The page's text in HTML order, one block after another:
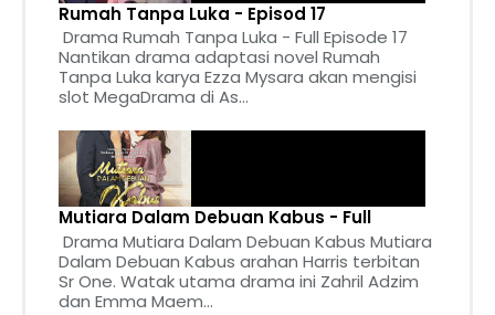
Rumah Tanpa Luka - Episod 17
Drama Rumah Tanpa Luka - Full Episode 17
Nantikan drama adaptasi novel Rumah
Tanpa Luka karya Ezza Mysara akan mengisi
slot MegaDrama di As...
Mutiara Dalam Debuan Kabus - Full
Drama Mutiara Dalam Debuan Kabus Mutiara
Dalam Debuan Kabus arahan Harris terbitan
Sr One. Watak utama drama ini Zahril Adzim
dan Emma Maem...